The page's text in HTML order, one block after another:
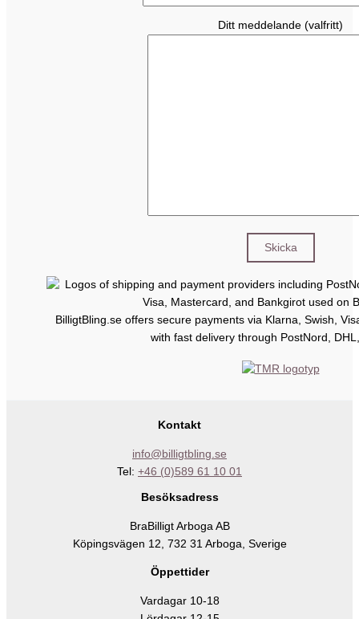
Ditt meddelande (valfritt)
BilligtBling.se offers secure payments via Klarna, Swish,
with fast delivery through PostNord,
Kontakt
info@billigtbling.se
Tel: +46 (0)589 61 10 01
Besöksadress
BraBilligt Arboga AB
Köpingsvägen 12, 732 31 Arboga, Sverige
Öppettider
Vardagar 10-18